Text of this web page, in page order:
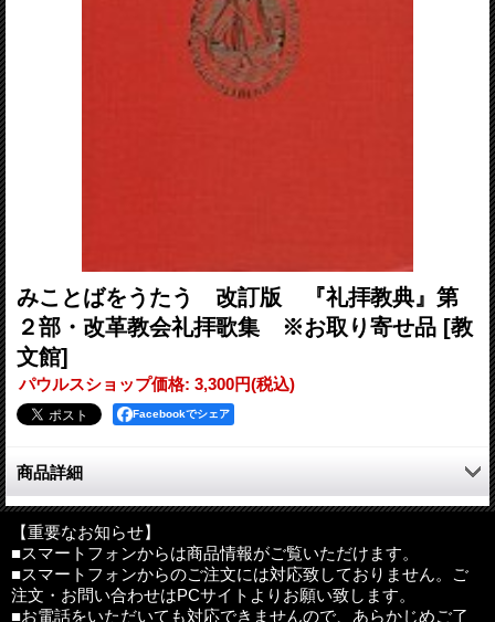
みことばをうたう 改訂版 『礼拝教典』第
２部・改革教会礼拝歌集 ※お取り寄せ品 [教
文館]
パウルスショップ価格: 3,300円(税込)
Facebookでシェア
商品詳細
初版刊行以降全楽譜を検証、原資料に基づき改訂を加えた決定
版！
●ジュネーヴ詩篇歌150篇、十戒、マリアの讃歌、シメオンの歌、
使徒信条、コラール100篇を収録した初版（エルピス、2006年）
【重要なお知らせ】
■スマートフォンからは商品情報がご覧いただけます。
■スマートフォンからのご注文には対応致しておりません。ご
注文・お問い合わせはPCサイトよりお願い致します。
■お電話をいただいても対応できませんので、あらかじめご了